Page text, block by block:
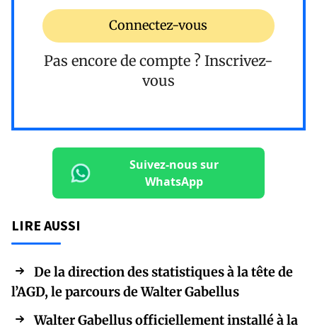
Connectez-vous
Pas encore de compte ? Inscrivez-
vous
Suivez-nous sur
WhatsApp
LIRE AUSSI
De la direction des statistiques à la tête de
l’AGD, le parcours de Walter Gabellus
Walter Gabellus officiellement installé à la